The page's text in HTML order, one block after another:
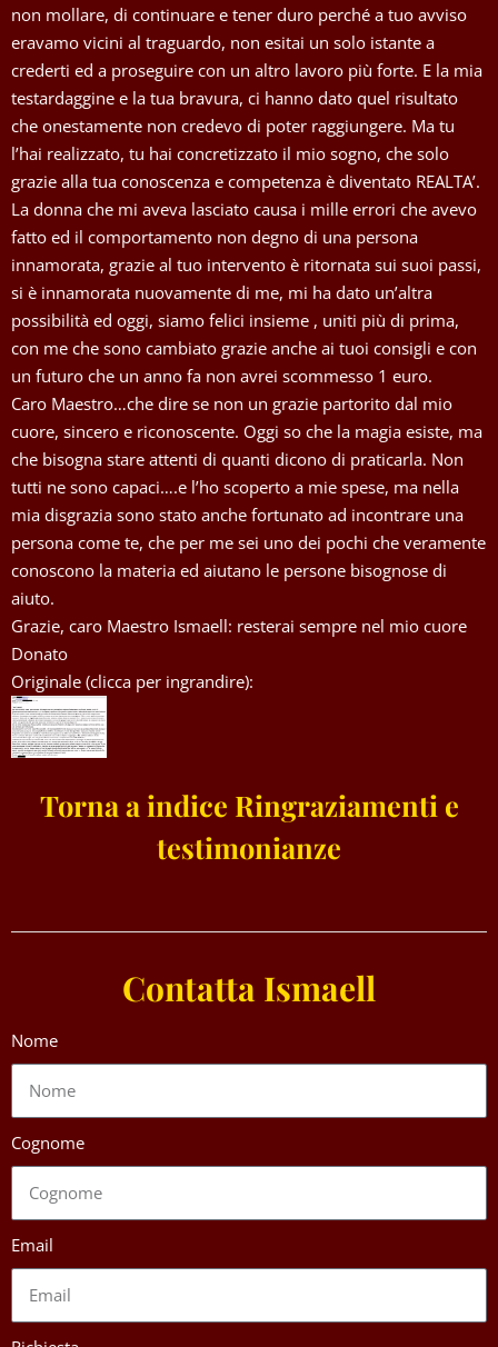
non mollare, di continuare e tener duro perché a tuo avviso
eravamo vicini al traguardo, non esitai un solo istante a
crederti ed a proseguire con un altro lavoro più forte. E la mia
testardaggine e la tua bravura, ci hanno dato quel risultato
che onestamente non credevo di poter raggiungere. Ma tu
l’hai realizzato, tu hai concretizzato il mio sogno, che solo
grazie alla tua conoscenza e competenza è diventato REALTA’.
La donna che mi aveva lasciato causa i mille errori che avevo
fatto ed il comportamento non degno di una persona
innamorata, grazie al tuo intervento è ritornata sui suoi passi,
si è innamorata nuovamente di me, mi ha dato un’altra
possibilità ed oggi, siamo felici insieme , uniti più di prima,
con me che sono cambiato grazie anche ai tuoi consigli e con
un futuro che un anno fa non avrei scommesso 1 euro.
Caro Maestro…che dire se non un grazie partorito dal mio
cuore, sincero e riconoscente. Oggi so che la magia esiste, ma
che bisogna stare attenti di quanti dicono di praticarla. Non
tutti ne sono capaci….e l’ho scoperto a mie spese, ma nella
mia disgrazia sono stato anche fortunato ad incontrare una
persona come te, che per me sei uno dei pochi che veramente
conoscono la materia ed aiutano le persone bisognose di
aiuto.
Grazie, caro Maestro Ismaell: resterai sempre nel mio cuore
Donato
Originale (clicca per ingrandire):
Torna a indice Ringraziamenti e
testimonianze
Contatta Ismaell
Nome
Cognome
Email